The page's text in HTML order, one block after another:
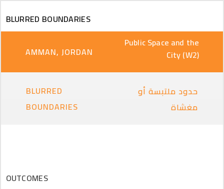
Skip to main content
BLURRED BOUNDARIES
AMMAN, JORDAN
Public Space and the
City (W2)
BLURRED
BOUNDARIES
حدود ملتبسة أو
مغشاة
OUTCOMES